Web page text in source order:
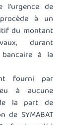
de
à un
du montant
durant
à la
fourni par
à aucune
la part de
de SYMABAT